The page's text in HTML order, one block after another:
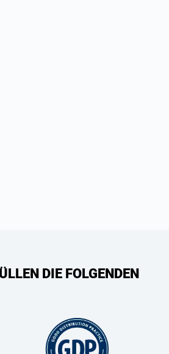
DIE FOLGENDEN